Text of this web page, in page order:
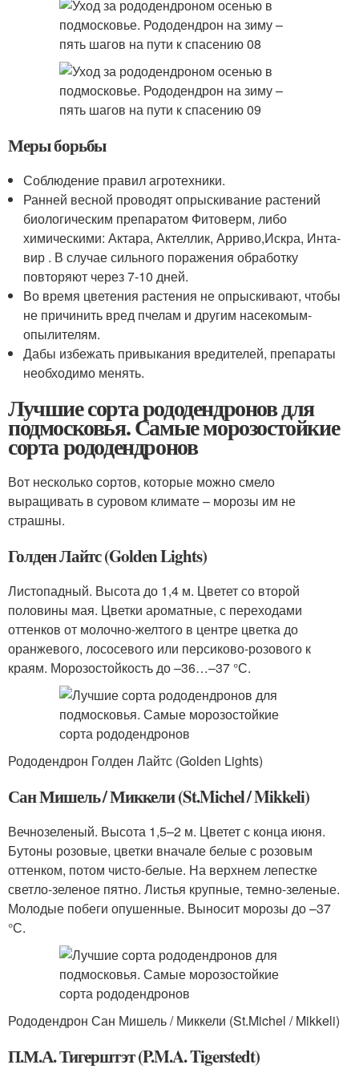
Меры борьбы
Соблюдение правил агротехники.
Ранней весной проводят опрыскивание растений
биологическим препаратом Фитоверм, либо
химическими: Актара, Актеллик, Арриво,Искра, Инта-
вир . В случае сильного поражения обработку
повторяют через 7-10 дней.
Во время цветения растения не опрыскивают, чтобы
не причинить вред пчелам и другим насекомым-
опылителям.
Дабы избежать привыкания вредителей, препараты
необходимо менять.
Лучшие сорта рододендронов для
подмосковья. Самые морозостойкие
сорта рододендронов
Вот несколько сортов, которые можно смело
выращивать в суровом климате – морозы им не
страшны.
Голден Лайтс (Golden Lights)
Листопадный. Высота до 1,4 м. Цветет со второй
половины мая. Цветки ароматные, с переходами
оттенков от молочно-желтого в центре цветка до
оранжевого, лососевого или персиково-розового к
краям. Морозостойкость до –36…–37 °С.
Рододендрон Голден Лайтс (Golden Lights)
Сан Мишель / Миккели (St.Michel / Mikkeli)
Вечнозеленый. Высота 1,5–2 м. Цветет с конца июня.
Бутоны розовые, цветки вначале белые с розовым
оттенком, потом чисто-белые. На верхнем лепестке
светло-зеленое пятно. Листья крупные, темно-зеленые.
Молодые побеги опушенные. Выносит морозы до –37
°С.
Рододендрон Сан Мишель / Миккели (St.Michel / Mikkeli)
П.М.А. Тигерштэт (P.M.A. Tigerstedt)